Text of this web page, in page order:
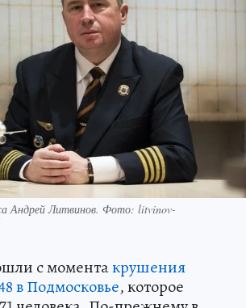
Андрей Литвинов. Фото: litvinov-
с моментакрушения
в Подмосковье, которое